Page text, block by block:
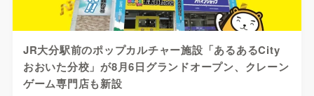
JR大分駅前のポップカルチャー施設「あるあるCity
おおいた分校」が8月6日グランドオープン、クレーン
ゲーム専門店も新設